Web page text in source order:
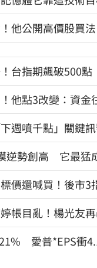
他公開高價股買
台指期飆破500點
他點3改變：資金
週噴千點」關鍵
逆勢創高 它最猛
價還喊買！後市3
帳目亂！楊光友
沒關
愛普*EPS衝